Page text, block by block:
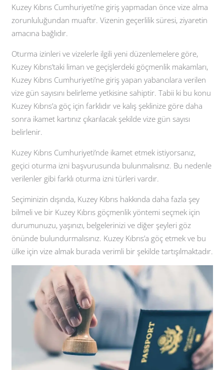
Kuzey Kıbrıs Cumhuriyeti’ne giriş yapmadan önce vize alma
zorunluluğundan muaftır. Vizenin geçerlilik süresi, ziyaretin
amacına bağlıdır.
Oturma izinleri ve vizelerle ilgili yeni düzenlemelere göre,
Kuzey Kıbrıs’taki liman ve geçişlerdeki göçmenlik makamları,
Kuzey Kıbrıs Cumhuriyeti’ne giriş yapan yabancılara verilen
vize gün sayısını belirleme yetkisine sahiptir. Tabii ki bu konu
Kuzey Kıbrıs’a göç için farklıdır ve kalış şeklinize göre daha
sonra ikamet kartınız çıkarılacak şekilde vize gün sayısı
belirlenir.
Kuzey Kıbrıs Cumhuriyeti’nde ikamet etmek istiyorsanız,
geçici oturma izni başvurusunda bulunmalısınız. Bu nedenle
verilenler gibi farklı oturma izni türleri vardır.
Seçiminizin dışında, Kuzey Kıbrıs hakkında daha fazla şey
bilmeli ve bir Kuzey Kıbrıs göçmenlik yöntemi seçmek için
durumunuzu, yaşınızı, belgelerinizi ve diğer şeyleri göz
önünde bulundurmalısınız. Kuzey Kıbrıs’a göç etmek ve bu
ülke için vize almak burada verimli bir şekilde tartışılmaktadır.